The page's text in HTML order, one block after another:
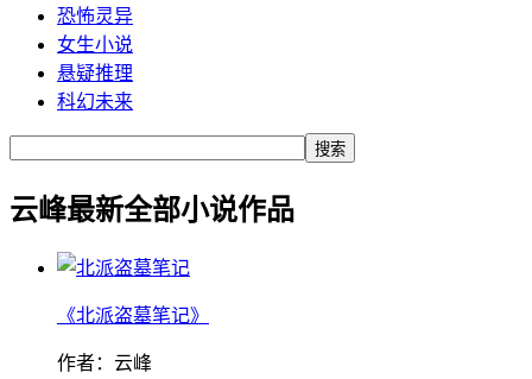
恐怖灵异
女生小说
悬疑推理
科幻未来
云峰最新全部小说作品
《北派盗墓笔记》
作者：云峰